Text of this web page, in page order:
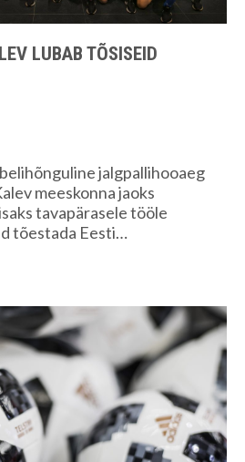
LUBAB TÕSISEID
jalgpallihooaeg
meeskonna jaoks
tavapärasele tööle
tõestada Eesti…